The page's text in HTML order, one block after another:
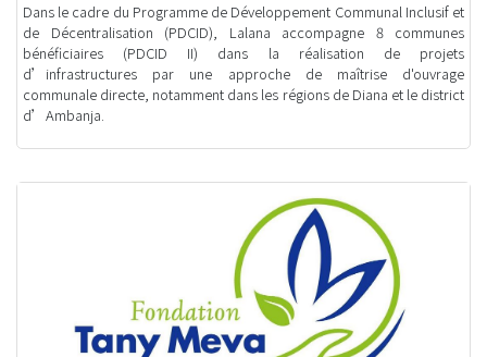
Dans le cadre du Programme de Développement Communal Inclusif et
de Décentralisation (PDCID), Lalana accompagne 8 communes
bénéficiaires (PDCID II) dans la réalisation de projets
d’infrastructures par une approche de maîtrise d'ouvrage
communale directe, notamment dans les régions de Diana et le district
d’Ambanja.